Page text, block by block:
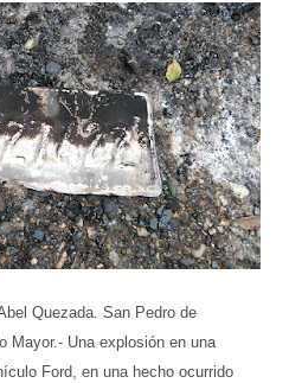
Quezada. San Pedro de
Mayor.- Una explosión en una
Ford, en una hecho ocurrido